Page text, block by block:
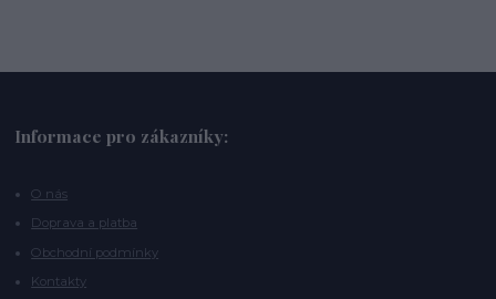
Informace pro zákazníky:
O nás
Doprava a platba
Obchodní podmínky
Kontakty